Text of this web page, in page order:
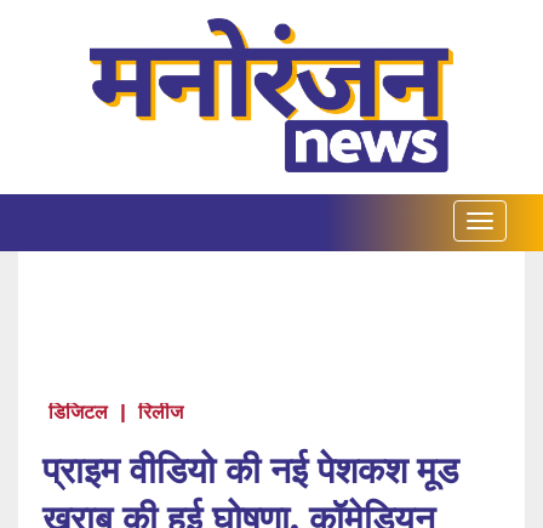
डिजिटल | रिलीज
प्राइम वीडियो की नई पेशकश मूड
खराब की हुई घोषणा, कॉमेडियन